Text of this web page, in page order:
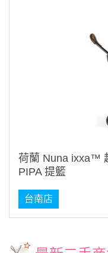
荷蘭 Nuna ixxa™
PIPA 提籃
台南店